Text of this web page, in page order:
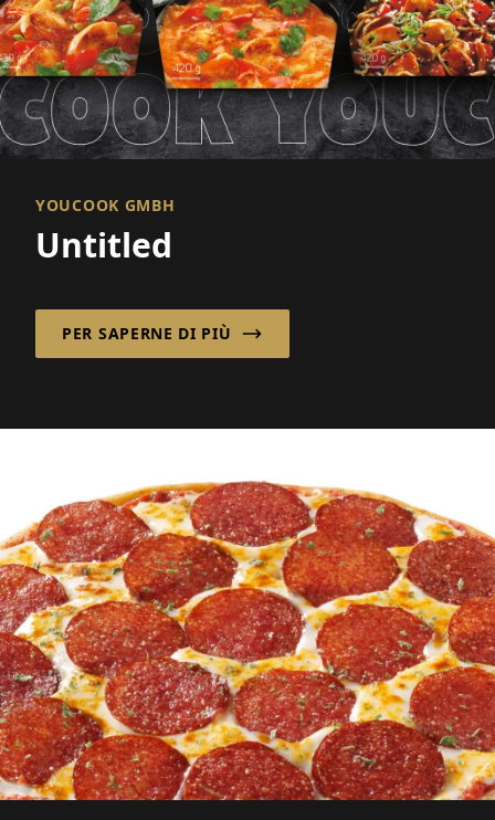
YOUCOOK GMBH
Untitled
PER SAPERNE DI PIÙ